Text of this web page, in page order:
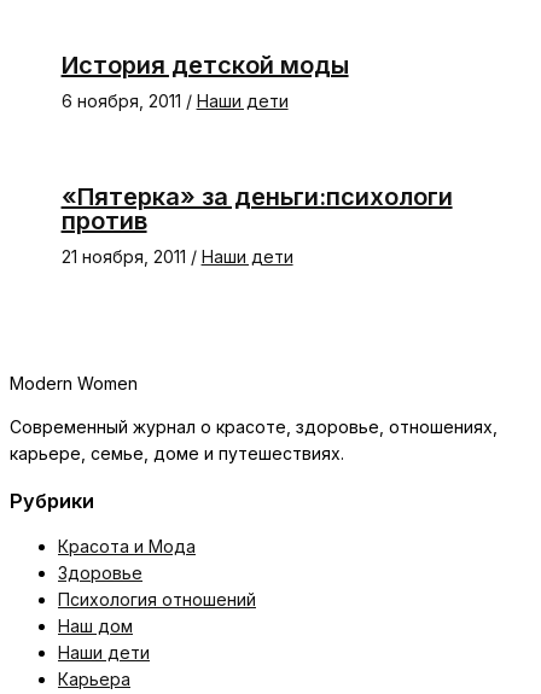
История детской моды
6 ноября, 2011 / Наши дети
«Пятерка» за деньги:психологи
против
21 ноября, 2011 / Наши дети
Modern Women
Современный журнал о красоте, здоровье, отношениях,
карьере, семье, доме и путешествиях.
Рубрики
Красота и Мода
Здоровье
Психология отношений
Наш дом
Наши дети
Карьера